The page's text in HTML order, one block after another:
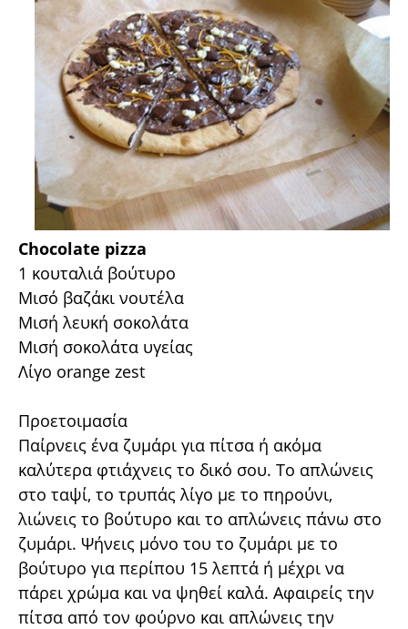
Chocolate pizza
1 κουταλιά βούτυρο
Μισό βαζάκι νουτέλα
Μισή λευκή σοκολάτα
Μισή σοκολάτα υγείας
Λίγο orange zest
Προετοιμασία
Παίρνεις ένα ζυμάρι για πίτσα ή ακόμα
καλύτερα φτιάχνεις το δικό σου. Το απλώνεις
στο ταψί, το τρυπάς λίγο με το πηρούνι,
λιώνεις το βούτυρο και το απλώνεις πάνω στο
ζυμάρι. Ψήνεις μόνο του το ζυμάρι με το
βούτυρο για περίπου 15 λεπτά ή μέχρι να
πάρει χρώμα και να ψηθεί καλά. Αφαιρείς την
πίτσα από τον φούρνο και απλώνεις την